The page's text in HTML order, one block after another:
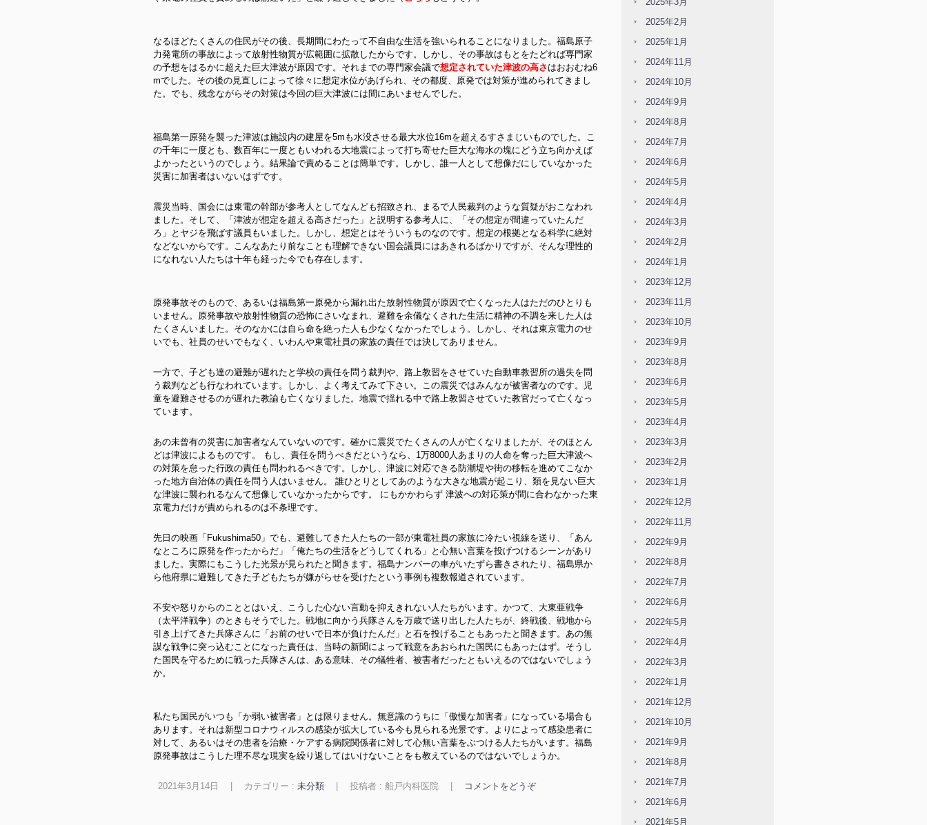
なるほどたくさんの住民がその後、長期間にわたって不自由な生活を強いられることになりました。福島原子
力発電所の事故によって放射性物質が広範囲に拡散したからです。しかし、その事故はもとをたどれば専門家
の予想をはるかに超えた巨大津波が原因です。それまでの専門家会議で想定されていた津波の高さ はおおむね6
mでした。その後の見直しによって徐々に想定水位があげられ、その都度、原発では対策が進められてきまし
た。でも、残念ながらその対策は今回の巨大津波には間にあいませんでした。
福島第一原発を襲った津波は施設内の建屋を5mも水没させる最大水位16mを超えるすさまじいものでした。こ
の千年に一度とも、数百年に一度ともいわれる大地震によって打ち寄せた巨大な海水の塊にどう立ち向かえば
よかったというのでしょう。結果論で責めることは簡単です。しかし、誰一人として想像だにしていなかった
災害に加害者はいないはずです。
震災当時、国会には東電の幹部が参考人としてなんども招致され、まるで人民裁判のような質疑がおこなわれ
ました。そして、「津波が想定を超える高さだった」と説明する参考人に、「その想定が間違っていたんだ
ろ」とヤジを飛ばす議員もいました。しかし、想定とはそういうものなのです。想定の根拠となる科学に絶対
などないからです。 こんなあたり前なことも理解できない国会議員にはあきれるばかりですが、そんな理性的
になれない人たちは十年も経った今でも存在します。
原発事故そのもので、あるいは福島第一原発から漏れ出た放射性物質が原因で亡くなった人はただのひとりも
いません。原発事故や放射性物質の恐怖にさいなまれ、避難を余儀なくされた生活に精神の不調を来した人は
たくさんいました。そのなかには自ら命を絶った人も少なくなかったでしょう。しかし、それは東京電力のせ
いでも、社員のせいでもなく、いわんや東電社員の家族の責任では決してありません。
一方で、子ども達の避難が遅れたと学校の責任を問う裁判や、路上教習をさせていた自動車教習所の過失を問
う裁判なども行なわれています。しかし、よく考えてみて下さい。この震災ではみんなが被害者なのです。児
童を避難させるのが遅れた教諭も亡くなりました。地震で揺れる中で路上教習させていた教官だって亡くなっ
ています。
あの未曾有の災害に加害者なんていないのです。確かに震災でたくさんの人が亡くなりましたが、そのほとん
どは津波によるものです。 もし、責任を問うべきだというなら、1万8000人あまりの人命を奪った巨大津波へ
の対策を怠った行政の責任も問われるべきです。
しかし、津波に対応できる防潮堤や街の移転を進めてこなか
った地方自治体の責任を問う人はいません。 誰ひとりとしてあのような大きな地震が起こり、類を見ない巨大
な津波に襲われるなんて想像していなかったからです。 にもかかわらず 津波への対応策が間に合わなかった東
京電力だけが責められるのは不条理です。
先日の映画「Fukushima50」でも、避難してきた人たちの一部が東電社員の家族に冷たい視線を送り、「あん
なところに原発を作ったからだ」「俺たちの生活をどうしてくれる」と心無い言葉を投げつけるシーンがあり
ました。実際にもこうした光景が見られたと聞きます。福島ナンバーの車がいたずら書きされたり、福島県か
ら他府県に避難してきた子どもたちが嫌がらせを受けたという事例も複数報道されています。
不安や怒りからのこととはいえ、こうした心ない言動を抑えきれない人たちがいます。かつて、大東亜戦争
（太平洋戦争）のときもそうでした。戦地に向かう兵隊さんを万歳で送り出した人たちが、終戦後、戦地から
引き上げてきた兵隊さんに「お前のせいで日本が負けたんだ」と石を投げることもあったと聞きます。あの無
謀な戦争に突っ込むことになった責任は、当時の新聞によって戦意をあおられた国民にもあったはず。そうし
た国民を守るために戦った兵隊さんは、ある意味、その犠牲者、被害者だったともいえるのではないでしょう
か。
私たち国民がいつも「か弱い被害者」とは限りません。無意識のうちに「傲慢な加害者」になっている場合も
あります。それは新型コロナウィルスの感染が拡大している今も見られる光景です。よりによって感染患者に
対して、あるいはその患者を治療・ケアする病院関係者に対して心無い言葉をぶつける人たちがいます。福島
原発事故はこうした理不尽な現実を繰り返してはいけないことをも教えているのではないでしょうか。
2021年3月14日 カテゴリー : 未分類 投稿者 : 船戸内科医院 コメントをどうぞ
2025年2月
2025年1月
2024年11月
2024年10月
2024年9月
2024年8月
2024年7月
2024年6月
2024年5月
2024年4月
2024年3月
2024年2月
2024年1月
2023年12月
2023年11月
2023年10月
2023年9月
2023年8月
2023年6月
2023年5月
2023年4月
2023年3月
2023年2月
2023年1月
2022年12月
2022年11月
2022年9月
2022年8月
2022年7月
2022年6月
2022年5月
2022年4月
2022年3月
2022年1月
2021年12月
2021年10月
2021年9月
2021年8月
2021年7月
2021年6月
2021年5月